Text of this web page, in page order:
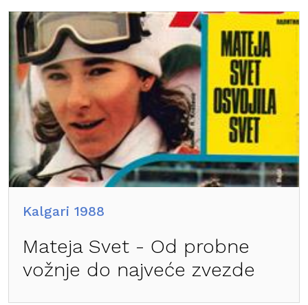
Kalgari 1988
Mateja Svet - Od probne
vožnje do najveće zvezde